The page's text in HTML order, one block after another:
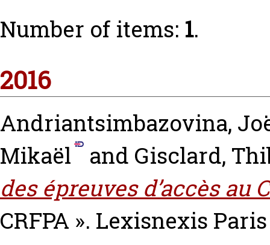
Number of items: 1.
2016
Andriantsimbazovina,
Mikaël
and Gisclard,
des épreuves d’accès au
CRFPA ». Lexisnexis